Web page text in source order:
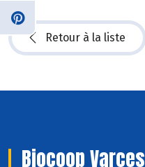
Retour à la liste
Biocoop Varces